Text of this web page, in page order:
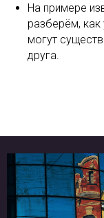
На примере
разберём,
могут
друга.